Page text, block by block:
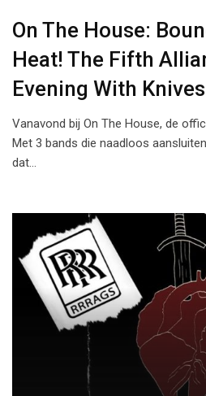
On The House:
Heat! The Fifth
Evening With
Vanavond bij On The House, de
Met 3 bands die naadloos
dat…